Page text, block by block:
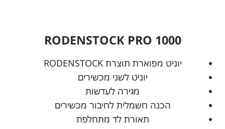
RODENSTOCK PRO 1000
יוניט מפוארת תוצרת RODENSTOCK
יוניט לשני מכשירים
מגירה לעדשות
הכנה חשמלית לחיבור מכשירים
תאורת לד מתחלפת